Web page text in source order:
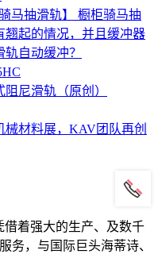
马抽滑轨】 橱柜骑马抽
翘起的情况，并且缓冲器
自动缓冲？
尼滑轨（原创）
械材料展，KAV团队再创
借着强大的生产、及数千
务，与国际巨头海蒂诗、